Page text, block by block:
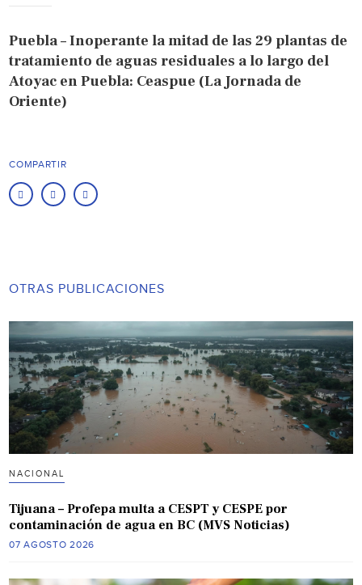
Puebla – Inoperante la mitad de las 29 plantas de
tratamiento de aguas residuales a lo largo del
Atoyac en Puebla: Ceaspue (La Jornada de
Oriente)
COMPARTIR
OTRAS PUBLICACIONES
NACIONAL
Tijuana – Profepa multa a CESPT y CESPE por
contaminación de agua en BC (MVS Noticias)
07 AGOSTO 2026